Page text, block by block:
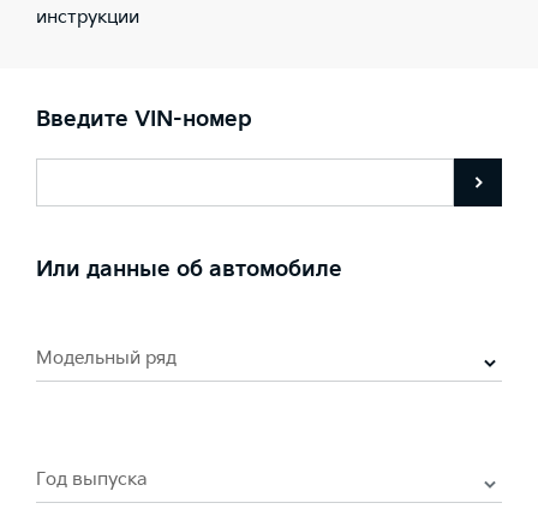
инструкции
Введите VIN-номер
Или данные об автомобиле
Модельный ряд
Год выпуска